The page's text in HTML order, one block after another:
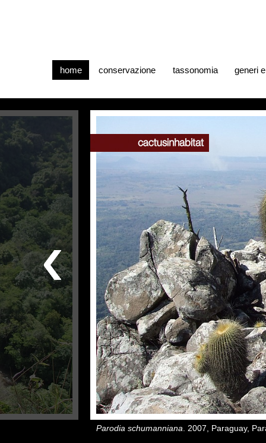
home conservazione tassonomia generi
Parodia schumanniana . 2007, Paraguay,